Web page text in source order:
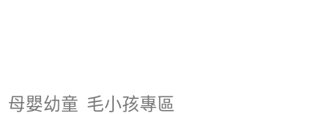
母嬰幼童 毛小孩專區